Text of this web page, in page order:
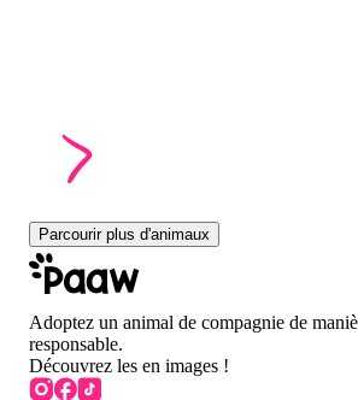
Parcourir plus d'animaux
Adoptez un animal de compagnie de
responsable.
Découvrez les en images !